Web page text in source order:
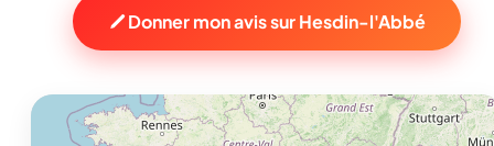
Donner mon avis sur Hesdin-l'Abbé